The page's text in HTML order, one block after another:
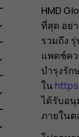
HMD
ที่สุด อย่
รวมถึง
แพตช์ค
บำรุงรัก
ใน
ได้รับอนุ
ภายใน